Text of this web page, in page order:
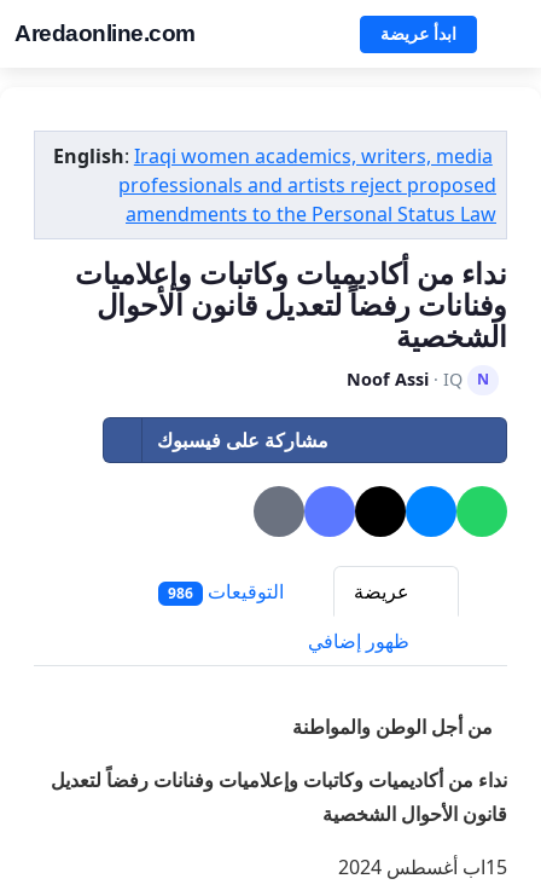
Aredaonline.com ابدأ عريضة
English: Iraqi women academics, writers, media
professionals and artists reject proposed
amendments to the Personal Status Law
نداء من أكاديميات وكاتبات وإعلاميات
وفنانات رفضاً لتعديل قانون الأحوال
الشخصية
N
Noof Assi · IQ
مشاركة على فيسبوك
عريضة التوقيعات 986
ظهور إضافي
من أجل الوطن والمواطنة
نداء من أكاديميات وكاتبات وإعلاميات وفنانات رفضاً لتعديل
قانون الأحوال الشخصية
15اب أغسطس 2024